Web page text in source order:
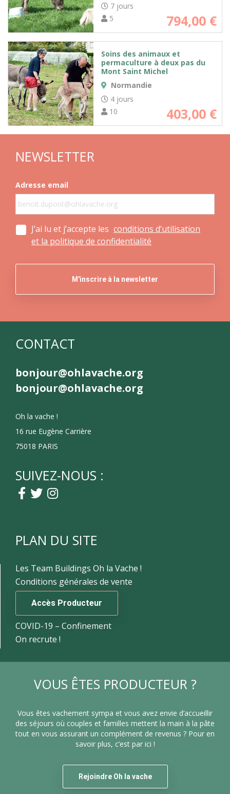
7 jours
5
794,00 €
Soins des animaux et
permaculture à deux pas du
Mont Saint Michel
Normandie
4 jours
10
403,00 €
NEWSLETTER
Adresse email
J’ai lu et j’accepte les conditions d’utilisation
et la politique de confidentialité
CONTACT
bonjour@ohlavache.org
bonjour@ohlavache.org
Oh la vache !
16 rue Eugène Carrière
75018 PARIS
SUIVEZ-NOUS :
PLAN DU SITE
Les Team Buildings Oh la Vache !
Conditions générales de vente
Accès Producteur
COVID-19 – Confinement
On recrute !
VOUS ÊTES PRODUCTEUR ?
Vous êtes vachement sympa et vous avez envie d’accueillir
des séjours où couples et familles mettent la main à la pâte
tout en vous assurant un complément de revenus ? Pour en
savoir plus, c’est par ici !
Rejoindre Oh la vache